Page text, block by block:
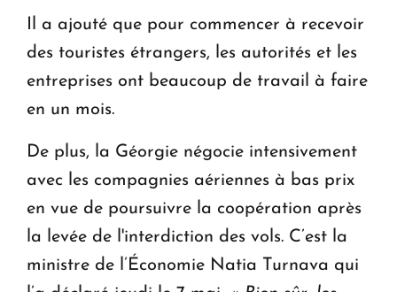
Il a ajouté que pour commencer à recevoir
des touristes étrangers, les autorités et les
entreprises ont beaucoup de travail à faire
en un mois.
De plus, la Géorgie négocie intensivement
avec les compagnies aériennes à bas prix
en vue de poursuivre la coopération après
la levée de l'interdiction des vols. C’est la
ministre de l’Économie Natia Turnava qui